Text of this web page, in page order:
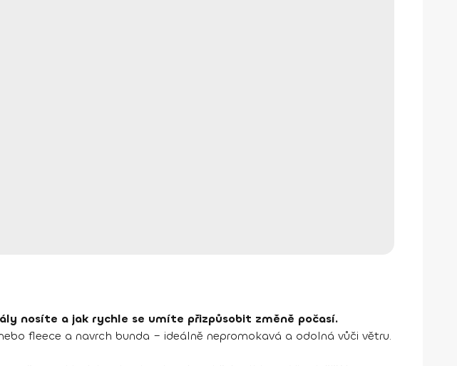
nosíte a jak rychle se umíte přizpůsobit změně počasí.
fleece a navrch bunda – ideálně nepromokavá a odolná vůči větru.